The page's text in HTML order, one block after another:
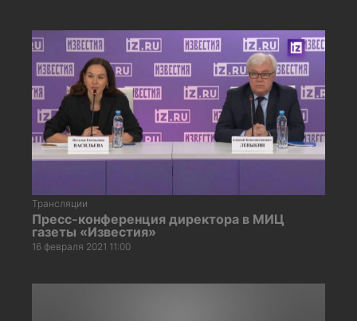
Трансляции
Пресс-конференция директора в МИЦ
газеты «Известия»
16 февраля 2021 11:00